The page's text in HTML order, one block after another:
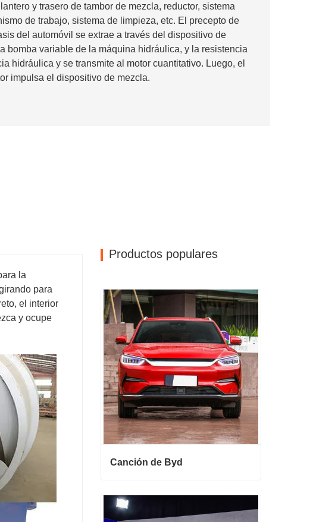
y trasero de tambor de mezcla, reductor, sistema
de trabajo, sistema de limpieza, etc. El precepto de
del automóvil se extrae a través del dispositivo de
bomba variable de la máquina hidráulica, y la resistencia
hidráulica y se transmite al motor cuantitativo. Luego, el
impulsa el dispositivo de mezcla.
la
para
el interior
y ocupe
Productos populares
Canción de Byd
Canción de Byd
Contactar ahora